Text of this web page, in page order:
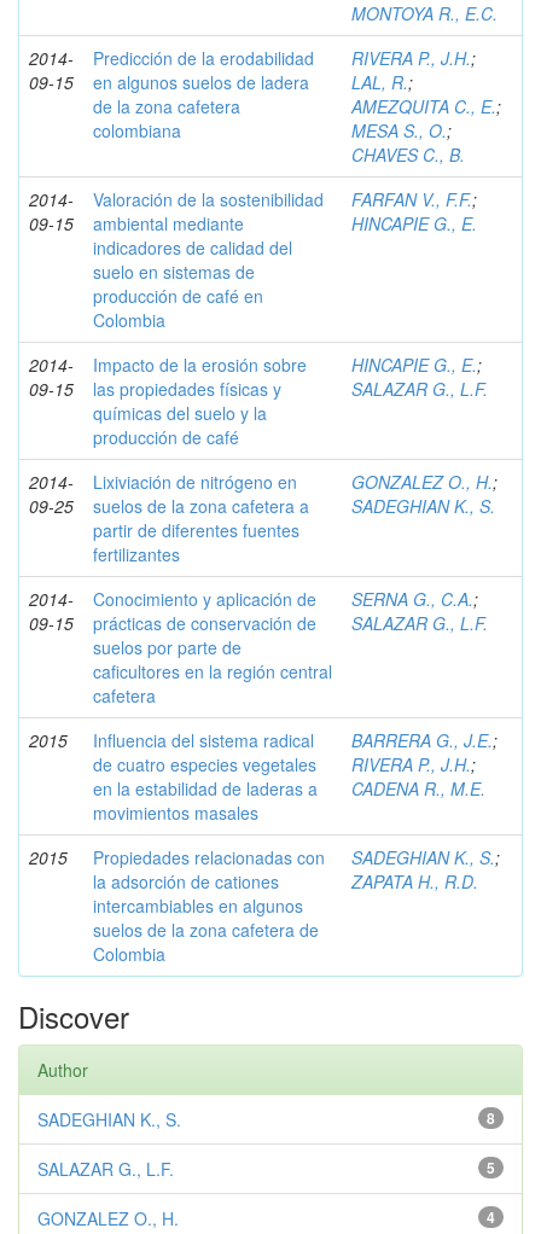
MONTOYA R., E.C.
2014-
09-15
Predicción de la erodabilidad
en algunos suelos de ladera
de la zona cafetera
colombiana
RIVERA P., J.H.;
LAL, R.;
AMEZQUITA C., E.;
MESA S., O.;
CHAVES C., B.
2014-
09-15
Valoración de la sostenibilidad
ambiental mediante
indicadores de calidad del
suelo en sistemas de
producción de café en
Colombia
FARFAN V., F.F.;
HINCAPIE G., E.
2014-
09-15
Impacto de la erosión sobre
las propiedades físicas y
químicas del suelo y la
producción de café
HINCAPIE G., E.;
SALAZAR G., L.F.
2014-
09-25
Lixiviación de nitrógeno en
suelos de la zona cafetera a
partir de diferentes fuentes
fertilizantes
GONZALEZ O., H.;
SADEGHIAN K., S.
2014-
09-15
Conocimiento y aplicación de
prácticas de conservación de
suelos por parte de
caficultores en la región central
cafetera
SERNA G., C.A.;
SALAZAR G., L.F.
2015
Influencia del sistema radical
de cuatro especies vegetales
en la estabilidad de laderas a
movimientos masales
BARRERA G., J.E.;
RIVERA P., J.H.;
CADENA R., M.E.
2015
Propiedades relacionadas con
la adsorción de cationes
intercambiables en algunos
suelos de la zona cafetera de
Colombia
SADEGHIAN K., S.;
ZAPATA H., R.D.
Discover
Author
8
SADEGHIAN K., S.
5
SALAZAR G., L.F.
4
GONZALEZ O., H.